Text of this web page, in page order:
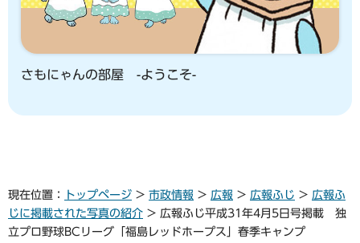
さもにゃんの部屋 -ようこそ-
現在位置： トップページ > 市政情報 > 広報 > 広報ふじ > 広報ふ
じに掲載された写真の紹介 > 広報ふじ平成31年4月5日号掲載 独
立プロ野球BCリーグ「福島レッドホープス」春季キャンプ